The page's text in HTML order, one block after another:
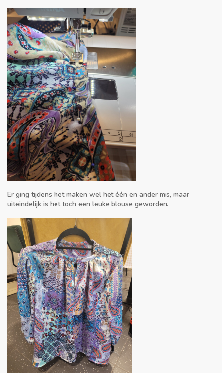
Er ging tijdens het maken wel het één en ander mis, maar
uiteindelijk is het toch een leuke blouse geworden.